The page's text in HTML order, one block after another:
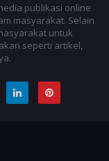
publikasi online
masyarakat. Selain
untuk
seperti artikel,